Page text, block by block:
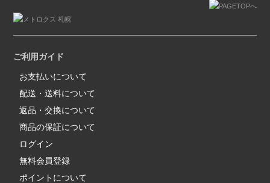
ご利用ガイド
お支払いについて
配送・送料について
返品・交換について
商品の保証について
ログイン
無料会員登録
ポイントについて